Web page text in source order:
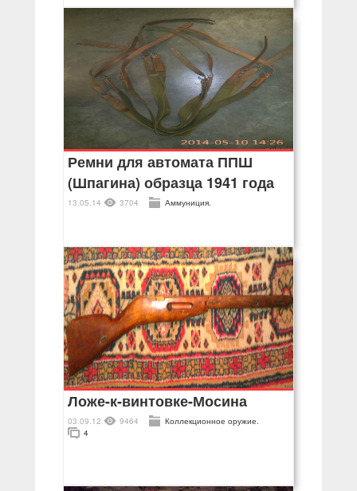
Ремни для автомата ППШ
(Шпагина) образца 1941 года
13.05.14 3704 Аммуниция.
Ложе-к-винтовке-Мосина
03.09.12 9464
Коллекционное оружие.
4